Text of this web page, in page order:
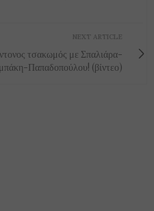
NEXT ARTICLE
τσακωμός με Σπαλιάρα-
Παπαδοπούλου! (βίντεο)